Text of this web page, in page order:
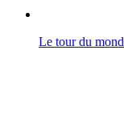
Le tour du